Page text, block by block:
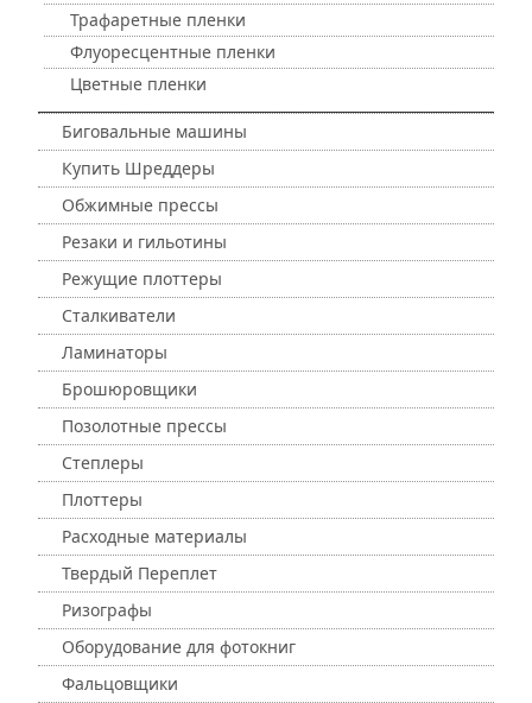
Трафаретные пленки
Флуоресцентные пленки
Цветные пленки
Биговальные машины
Купить Шреддеры
Обжимные прессы
Резаки и гильотины
Режущие плоттеры
Сталкиватели
Ламинаторы
Брошюровщики
Позолотные прессы
Степлеры
Плоттеры
Расходные материалы
Твердый Переплет
Ризографы
Оборудование для фотокниг
Фальцовщики